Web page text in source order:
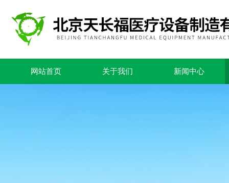
网站首页 关于我们 新闻中心